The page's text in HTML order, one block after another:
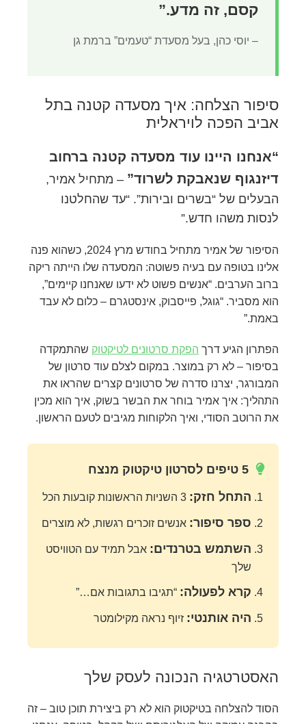
קסם, זה מדע.”
– יוסי כהן, בעל מסעדת “טעמים” ברמת גן
סיפור הצלחה: איך מסעדה קטנה בתל
אביב הפכה לויראלית
“אנחנו היינו עוד מסעדה קטנה ברחוב
דיזנגוף שנאבקת לשרוד” – מתחיל אמיר,
הבעלים של “בשרים ובירות”. “עד שהחלטנו
לנסות משהו חדש.”
הסיפור של אמיר מתחיל בחודש מרץ 2024, כשהוא פנה
אלינו בטופה עם בעיה פשוטה: המסעדה שלו הייתה ריקה
ברוב הערבים. “אנשים פשוט לא ידעו שאנחנו קיימים”,
הוא מסביר. “גוגל, פייסבוק, אינסטגרם – כלום לא עבד
באמת.”
הפתרון הגיע דרך הפקת סרטונים לטיקטוק שהתמקדה
בסיפור – לא רק במוצר. במקום לצלם עוד סרטון של
המבורגר, יצרנו סדרה של סרטונים קצרים שהראו את
התהליך: איך אמיר בוחר את הבשר בשוק, איך הוא מכין
את הרוטב הסודי, ואיך הלקוחות מגיבים לטעם הראשון.
5 טיפים לסרטון טיקטוק מנצח
התחל חזק:
ספר סיפור: אנשים זוכרים רגשות, לא מוצרים
השתמש בטרנדים: אבל תמיד עם הטוויסט
שלך
קרא לפעולה: “תגיבו בתגובות אם…”
היה אותנטי: זיוף נראה מקילומטר
האסטרטגיה הנכונה לעסק שלך
הסוד להצלחה בטיקטוק הוא לא רק ביצירת תוכן טוב – זה